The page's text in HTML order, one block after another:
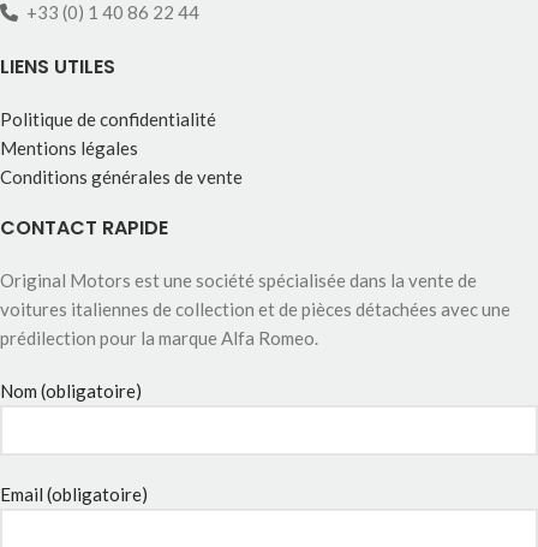
+33 (0) 1 40 86 22 44
LIENS UTILES
Politique de confidentialité
Mentions légales
Conditions générales de vente
CONTACT RAPIDE
Original Motors est une société spécialisée dans la vente de
voitures italiennes de collection et de pièces détachées avec une
prédilection pour la marque Alfa Romeo.
Nom (obligatoire)
Email (obligatoire)